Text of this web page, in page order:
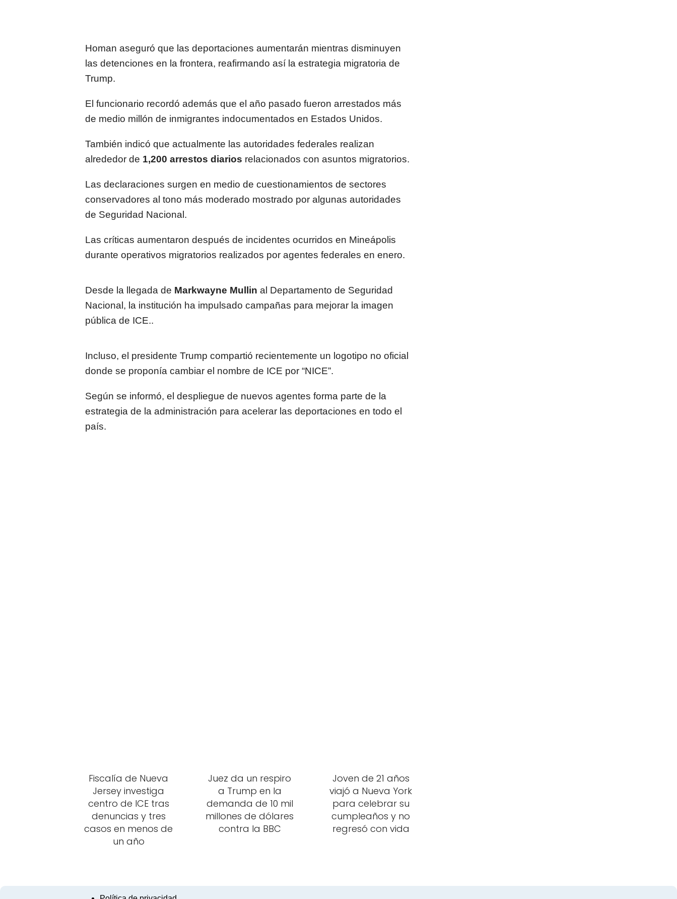
Homan aseguró que las deportaciones aumentarán mientras disminuyen
las detenciones en la frontera, reafirmando así la estrategia migratoria de
Trump.
El funcionario recordó además que el año pasado fueron arrestados más
de medio millón de inmigrantes indocumentados en Estados Unidos.
También indicó que actualmente las autoridades federales realizan
alrededor de 1,200 arrestos diarios relacionados con asuntos migratorios.
Las declaraciones surgen en medio de cuestionamientos de sectores
conservadores al tono más moderado mostrado por algunas autoridades
de Seguridad Nacional.
Las críticas aumentaron después de incidentes ocurridos en Mineápolis
durante operativos migratorios realizados por agentes federales en enero.
Desde la llegada de Markwayne Mullin al Departamento de Seguridad
Nacional, la institución ha impulsado campañas para mejorar la imagen
pública de ICE..
Incluso, el presidente Trump compartió recientemente un logotipo no oficial
donde se proponía cambiar el nombre de ICE por “NICE”.
Según se informó, el despliegue de nuevos agentes forma parte de la
estrategia de la administración para acelerar las deportaciones en todo el
país.
Fiscalía de Nueva
Jersey investiga
centro de ICE tras
denuncias y tres
casos en menos de
un año
Juez da un respiro
a Trump en la
demanda de 10 mil
millones de dólares
contra la BBC
Joven de 21 años
viajó a Nueva York
para celebrar su
cumpleaños y no
regresó con vida